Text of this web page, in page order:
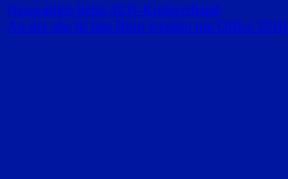
Beitragsnavigation
Neuwahlen beim SEN-Kreisverband
An der vhs fit fürs Büro werden mit Office 2016